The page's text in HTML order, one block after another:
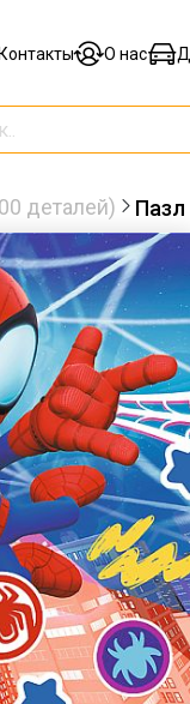
Контакты О нас
деталей) Пазл